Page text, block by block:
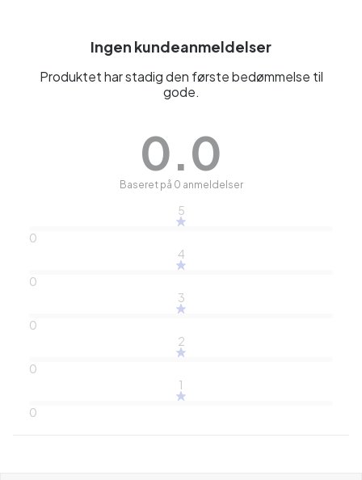
Ingen kundeanmeldelser
Produktet har stadig den første bedømmelse til
gode.
0.0
Baseret på 0 anmeldelser
5
0
4
0
3
0
2
0
1
0